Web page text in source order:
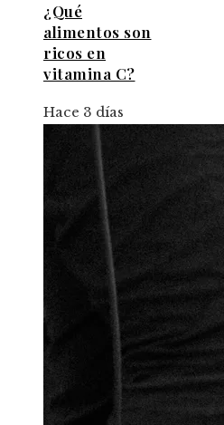
¿Qué
alimentos son
ricos en
vitamina C?
Hace 3 días